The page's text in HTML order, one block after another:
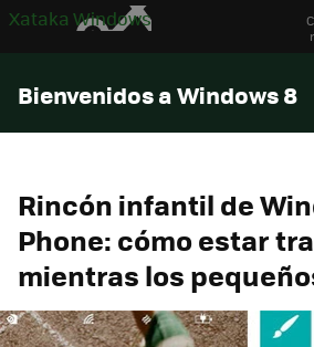
Xataka Windows
Bienvenidos a Windows 8
Rincón infantil de
Phone: cómo estar
mientras los